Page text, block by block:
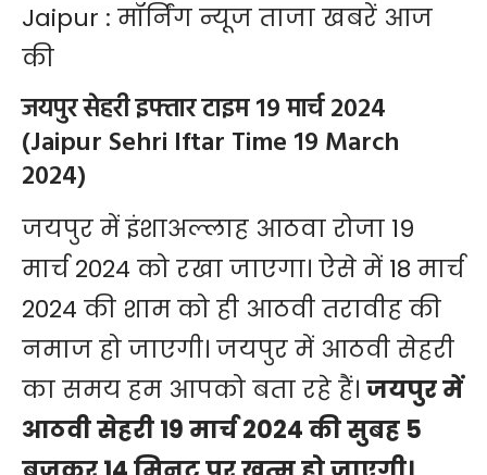
Jaipur : मॉर्निंग न्यूज ताजा खबरें आज
की
जयपुर सेहरी इफ्तार टाइम 19 मार्च 2024
(Jaipur Sehri Iftar Time 19 March
2024)
जयपुर में इंशाअल्लाह आठवा रोजा 19
मार्च 2024 को रखा जाएगा। ऐसे में 18 मार्च
2024 की शाम को ही आठवी तरावीह की
नमाज हो जाएगी। जयपुर में आठवी सेहरी
का समय हम आपको बता रहे हैं। जयपुर में
आठवी सेहरी 19 मार्च 2024 की सुबह 5